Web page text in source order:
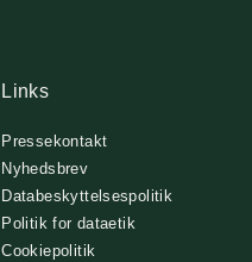
Links
Pressekontakt
Nyhedsbrev
Databeskyttelsespolitik
Politik for dataetik
Cookiepolitik